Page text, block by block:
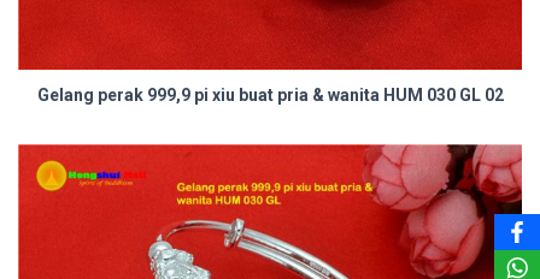
Gelang perak 999,9 pi xiu buat pria & wanita HUM 030 GL 02